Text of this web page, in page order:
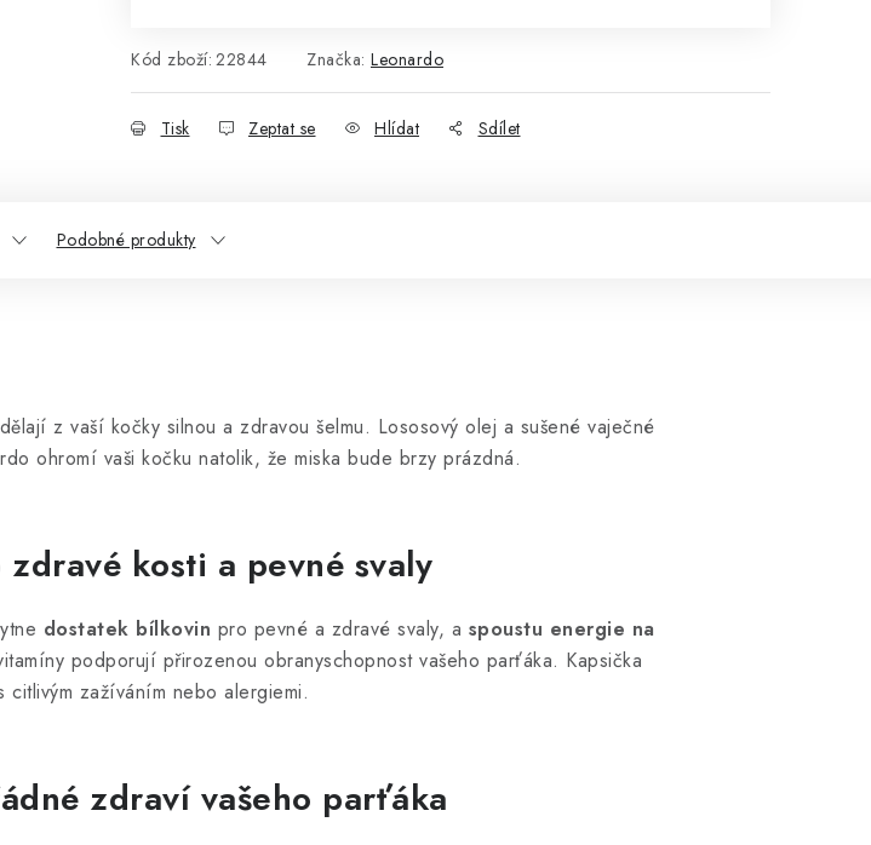
Kód zboží: 22844 Značka: Leonardo
Tisk Zeptat se Hlídat Sdílet
Podobné produkty
z vaší kočky silnou a zdravou šelmu. Lososový olej a sušené vaječné
Leonardo ohromí vaši kočku natolik, že miska bude brzy prázdná.
kosti a pevné svaly
dostatek bílkovin pro pevné a zdravé svaly, a spoustu energie na
podporují přirozenou obranyschopnost vašeho parťáka. Kapsička
pro kočky s citlivým zažíváním nebo alergiemi.
zdraví vašeho parťáka